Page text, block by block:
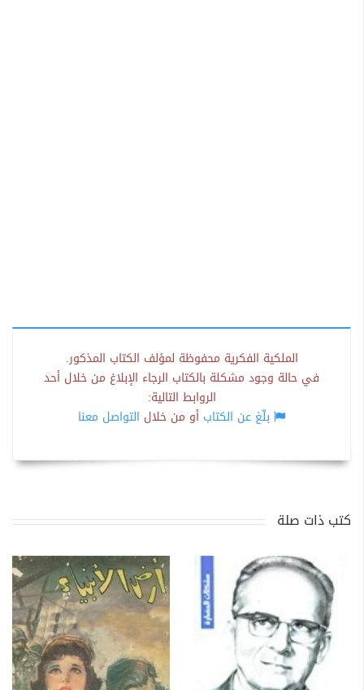
الملكية الفكرية محفوظة لمؤلف الكتاب المذكور.
في حالة وجود مشكلة بالكتاب الرجاء الإبلاغ من خلال أحد
الروابط التالية:
بلّغ عن الكتاب أو من خلال التواصل معنا
كتب ذات صلة